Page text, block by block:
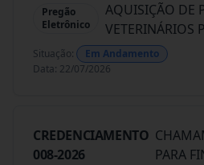
Pregão
Eletrônico
AQUISIÇÃO DE
VETERINÁRIOS P
Situação:
Em Andamento
Data: 22/07/2026
CREDENCIAMENTO
008-2026
PARA